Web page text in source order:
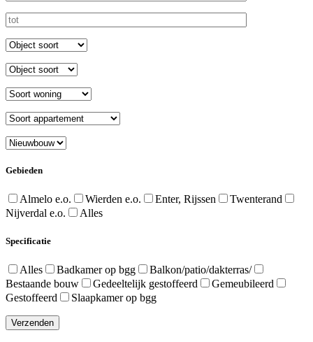
Gebieden
Almelo e.o. Wierden e.o. Enter, Rijssen
Twenterand
Nijverdal e.o.
Alles
Specificatie
Alles Badkamer op bgg
Balkon/patio/dakterras/
Bestaande bouw
Gedeeltelijk gestoffeerd
Gemeubileerd
Gestoffeerd
Slaapkamer op bgg
Verzenden